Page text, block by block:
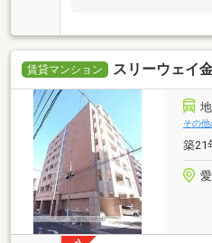
賃貸マンション スリーウェイ
その他
築21